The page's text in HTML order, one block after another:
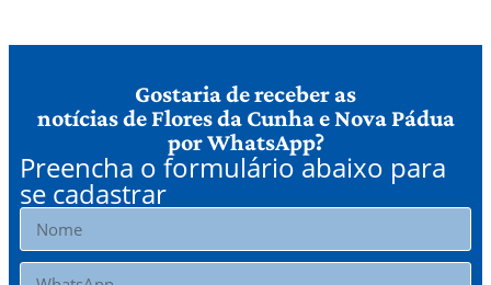
Gostaria de receber as
notícias de Flores da Cunha e Nova Pádua
por WhatsApp?
Preencha o formulário abaixo para
se cadastrar